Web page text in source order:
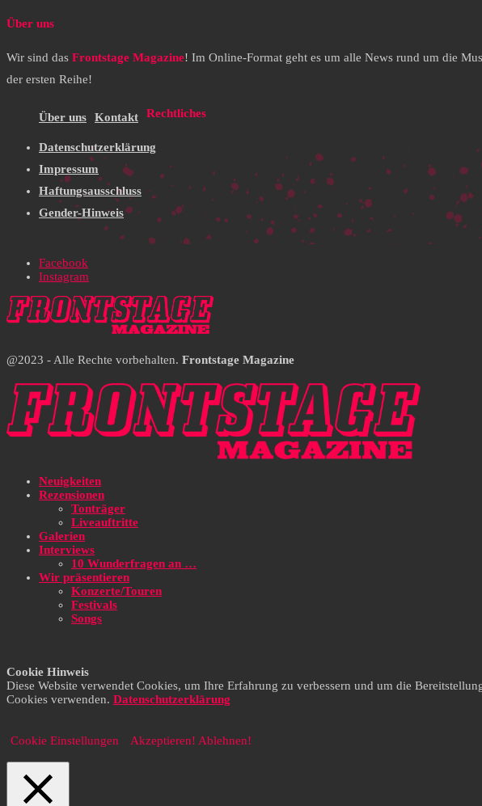
Über uns
Wir sind das Frontstage Magazine! Im Online-Format geht es um alle News rund um die
der ersten Reihe!
Über uns Kontakt Rechtliches
Datenschutzerklärung
Impressum
Haftungsausschluss
Gender-Hinweis
Facebook
Instagram
@2023 - Alle Rechte vorbehalten. Frontstage Magazine
Neuigkeiten
Rezensionen
Tonträger
Liveauftritte
Galerien
Interviews
10 Wunderfragen an …
Wir präsentieren
Konzerte/Touren
Festivals
Songs
Cookie Hinweis
Diese Website verwendet Cookies, um Ihre Erfahrung zu verbessern und um die
Cookies verwenden. Datenschutzerklärung
Cookie Einstellungen Akzeptieren! Ablehnen!